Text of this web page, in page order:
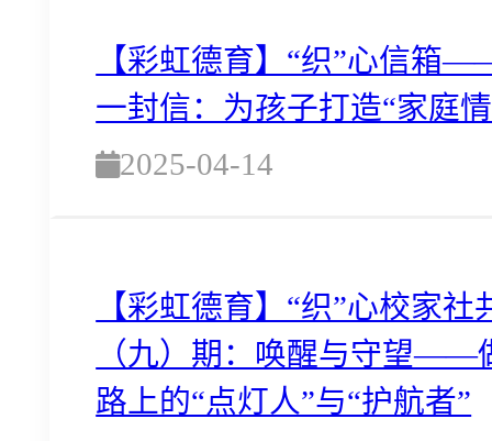
【彩虹德育】“织”心信箱
一封信：为孩子打造“家庭
2025-04-14
【彩虹德育】“织”心校家社
（九）期：唤醒与守望——
路上的“点灯人”与“护航者”